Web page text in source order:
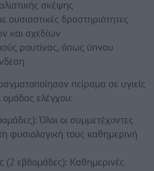
σκέψης
ουσιαστικές δραστηριότητες
και σχεδίων
ρουτίνας, όπως ύπνου
πείραμα σε υγιείς
ομάδας ελέγχου:
Όλοι οι συμμετέχοντες
φυσιολογική τους καθημερινή
(2 εβδομάδες): Καθημερινές